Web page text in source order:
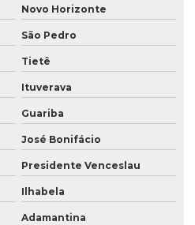
Novo Horizonte
São Pedro
Tietê
Ituverava
Guariba
José Bonifácio
Presidente Venceslau
Ilhabela
Adamantina